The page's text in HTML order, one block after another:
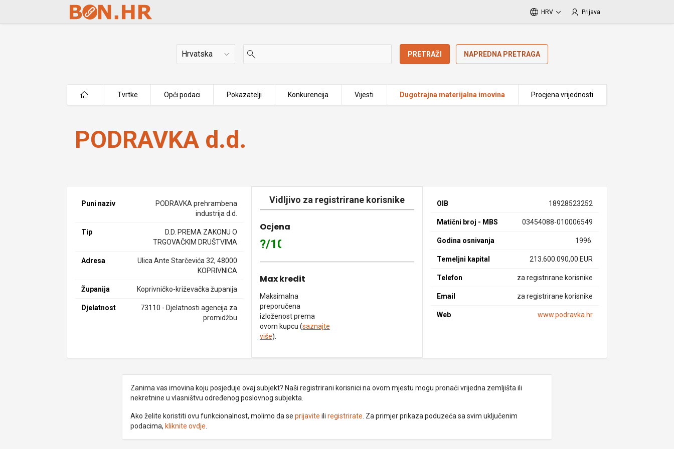
Skip to Main Content
HRV Prijava
Država PRETRAŽI NAPREDNA PRETRAGA
Tvrtke Opći podaci Pokazatelji Konkurencija Vijesti Dugotrajna materijalna imovina Procjena vrijednosti
PODRAVKA d.d.
PODRAVKA d.d.
Puni naziv
PODRAVKA prehrambena
industrija d.d.
Tip
D.D. PREMA ZAKONU O
TRGOVAČKIM DRUŠTVIMA
Adresa
Ulica Ante Starčevića 32, 48000
KOPRIVNICA
Županija Koprivničko-križevačka županija
Djelatnost
73110 - Djelatnosti agencija za
promidžbu
Vidljivo za registrirane korisnike
Ocjena
?/10
Max kredit
Maksimalna
preporučena
izloženost prema
ovom kupcu (saznajte
više).
OIB 18928523252
Matični broj - MBS 03454088-010006549
Godina osnivanja 1996.
Temeljni kapital 213.600.090,00 EUR
Telefon za registrirane korisnike
Email za registrirane korisnike
Web www.podravka.hr
Zanima vas imovina koju posjeduje ovaj subjekt? Naši registrirani korisnici na ovom mjestu mogu pronaći vrijedna zemljišta ili
nekretnine u vlasništvu određenog poslovnog subjekta.
Ako želite koristiti ovu funkcionalnost, molimo da se prijavite ili registrirate . Za primjer prikaza poduzeća sa svim uključenim
podacima, kliknite ovdje